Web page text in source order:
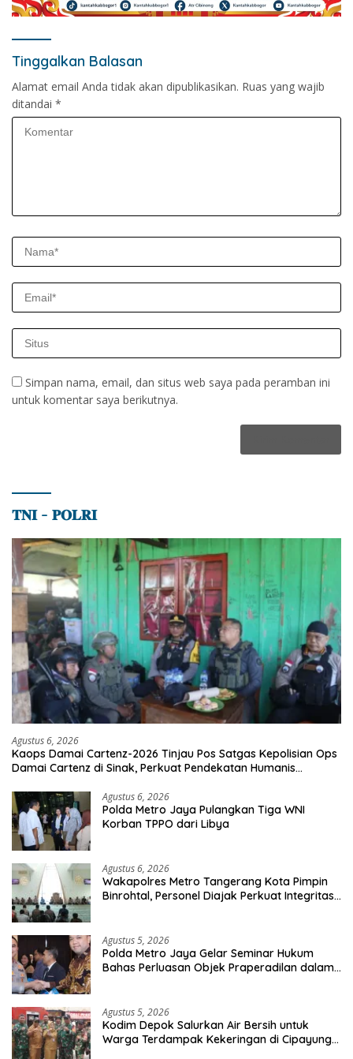
Tinggalkan Balasan
Alamat email Anda tidak akan dipublikasikan. Ruas yang wajib
ditandai *
Simpan nama, email, dan situs web saya pada peramban ini
untuk komentar saya berikutnya.
𝐓𝐍𝐈 – 𝐏𝐎𝐋𝐑𝐈
Agustus 6, 2026
Kaops Damai Cartenz-2026 Tinjau Pos Satgas Kepolisian Ops
Damai Cartenz di Sinak, Perkuat Pendekatan Humanis
Agustus 6, 2026
Polda Metro Jaya Pulangkan Tiga WNI
Korban TPPO dari Libya
Agustus 6, 2026
Wakapolres Metro Tangerang Kota Pimpin
Binrohtal, Personel Diajak Perkuat Integritas
Agustus 5, 2026
Polda Metro Jaya Gelar Seminar Hukum
Bahas Perluasan Objek Praperadilan dalam
Agustus 5, 2026
Kodim Depok Salurkan Air Bersih untuk
Warga Terdampak Kekeringan di Cipayung